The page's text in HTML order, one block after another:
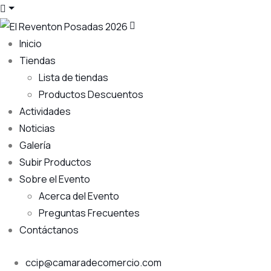
Inicio
Tiendas
Lista de tiendas
Productos Descuentos
Actividades
Noticias
Galería
Subir Productos
Sobre el Evento
Acerca del Evento
Preguntas Frecuentes
Contáctanos
ccip@camaradecomercio.com